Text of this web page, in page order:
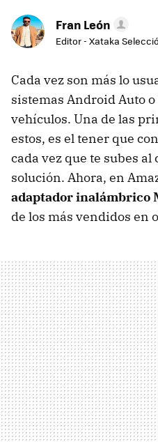
Fran León
Editor - Xataka
Cada vez son más lo
sistemas Android Auto o
vehículos. Una de las
estos, es el tener que
cada vez que te subes
solución. Ahora, en
adaptador inalámbrico
de los más vendidos en